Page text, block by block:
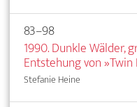
83–98
1990. Dunkle Wälder,
Entstehung von »Twin
Stefanie Heine